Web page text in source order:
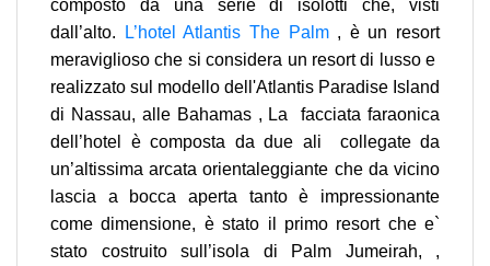
composto da una serie di isolotti che, visti
dall’alto.
L’hotel Atlantis The Palm, è un resort
meraviglioso che si considera un resort di lusso e
realizzato sul modello dell'Atlantis Paradise Island
di Nassau, alle Bahamas , La facciata faraonica
dell’hotel è composta da due ali collegate da
un’altissima arcata orientaleggiante che da vicino
lascia a bocca aperta tanto è impressionante
come dimensione, è stato il primo resort che e`
stato costruito sull’isola di Palm Jumeirah, ,